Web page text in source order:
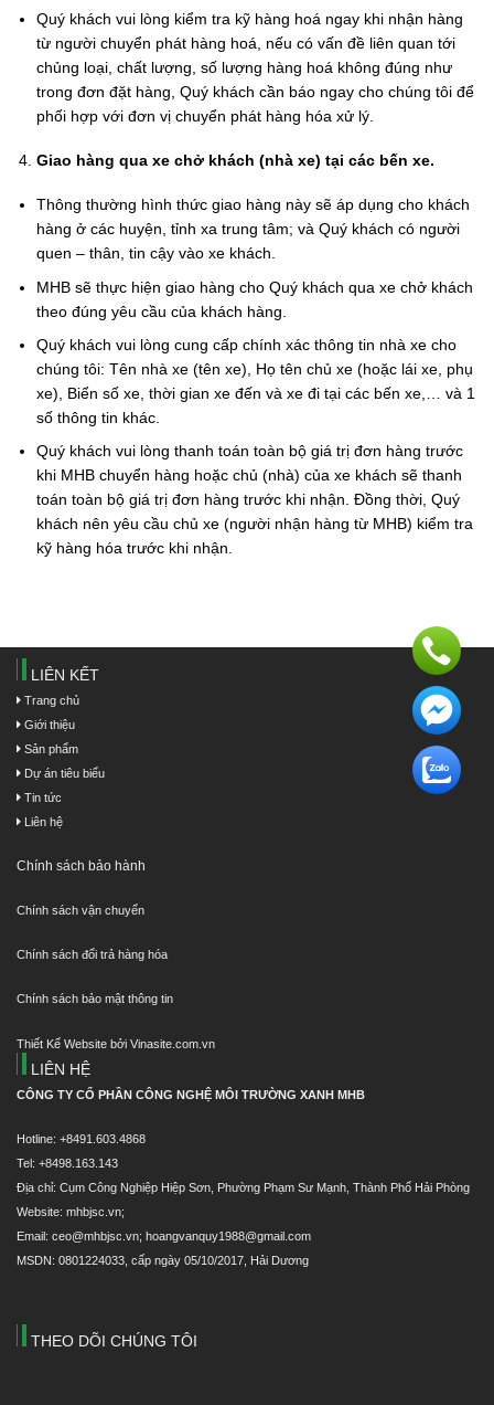
Quý khách vui lòng kiểm tra kỹ hàng hoá ngay khi nhận hàng
từ người chuyển phát hàng hoá, nếu có vấn đề liên quan tới
chủng loại, chất lượng, số lượng hàng hoá không đúng như
trong đơn đặt hàng, Quý khách cần báo ngay cho chúng tôi để
phối hợp với đơn vị chuyển phát hàng hóa xử lý.
Giao hàng qua xe chở khách (nhà xe) tại các bến xe.
Thông thường hình thức giao hàng này sẽ áp dụng cho khách
hàng ở các huyện, tỉnh xa trung tâm; và Quý khách có người
quen – thân, tin cậy vào xe khách.
MHB sẽ thực hiện giao hàng cho Quý khách qua xe chở khách
theo đúng yêu cầu của khách hàng.
Quý khách vui lòng cung cấp chính xác thông tin nhà xe cho
chúng tôi: Tên nhà xe (tên xe), Họ tên chủ xe (hoặc lái xe, phụ
xe), Biển số xe, thời gian xe đến và xe đi tại các bến xe,… và 1
số thông tin khác.
Quý khách vui lòng thanh toán toàn bộ giá trị đơn hàng trước
khi MHB chuyển hàng hoặc chủ (nhà) của xe khách sẽ thanh
toán toàn bộ giá trị đơn hàng trước khi nhận. Đồng thời, Quý
khách nên yêu cầu chủ xe (người nhận hàng từ MHB) kiểm tra
kỹ hàng hóa trước khi nhận.
LIÊN KẾT
Trang chủ
Giới thiệu
Sản phẩm
Dự án tiêu biểu
Tin tức
Liên hệ
Chính sách bảo hành
Chính sách vận chuyển
Chính sách đổi trả hàng hóa
Chính sách bảo mật thông tin
Thiết Kế Website bởi Vinasite.com.vn
LIÊN HỆ
CÔNG TY CỔ PHẦN CÔNG NGHỆ MÔI TRƯỜNG XANH MHB
Hotline: +8491.603.4868
Tel: +8498.163.143
Địa chỉ: Cụm Công Nghiệp Hiệp Sơn, Phường Phạm Sư Mạnh, Thành Phố Hải Phòng
Website: mhbjsc.vn;
Email: ceo@mhbjsc.vn; hoangvanquy1988@gmail.com
MSDN: 0801224033, cấp ngày 05/10/2017, Hải Dương
THEO DÕI CHÚNG TÔI